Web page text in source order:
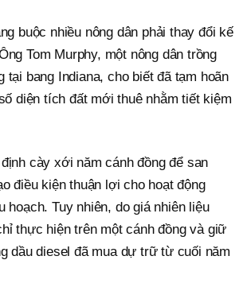
buộc nhiều nông dân phải thay đổi kế
Tom Murphy, một nông dân trồng
tại bang Indiana, cho biết đã tạm hoãn
diện tích đất mới thuê nhằm tiết kiệm
cày xới năm cánh đồng để san
điều kiện thuận lợi cho hoạt động
hoạch. Tuy nhiên, do giá nhiên liệu
thực hiện trên một cánh đồng và giữ
dầu diesel đã mua dự trữ từ cuối năm